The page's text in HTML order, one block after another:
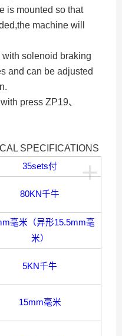
mounted so that
machine will
solenoid braking
and can be adjusted
press ZP19、
SPECIFICATIONS
+
35sets付
80KN千牛
毫米（异形15.5mm毫
米）
5KN千牛
15mm毫米